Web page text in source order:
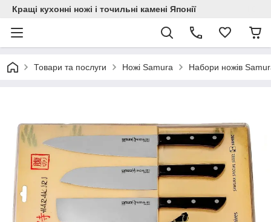
Кращі кухонні ножі і точильні камені Японії
Товари та послуги Ножі Samura Набори ножів